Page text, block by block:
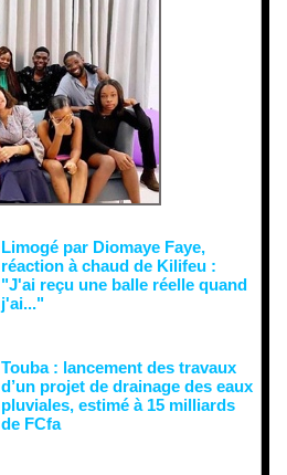
Limogé par Diomaye Faye,
réaction à chaud de Kilifeu :
"J'ai reçu une balle réelle quand
j'ai..."
Touba : lancement des travaux
d’un projet de drainage des eaux
pluviales, estimé à 15 milliards
de FCfa ‎